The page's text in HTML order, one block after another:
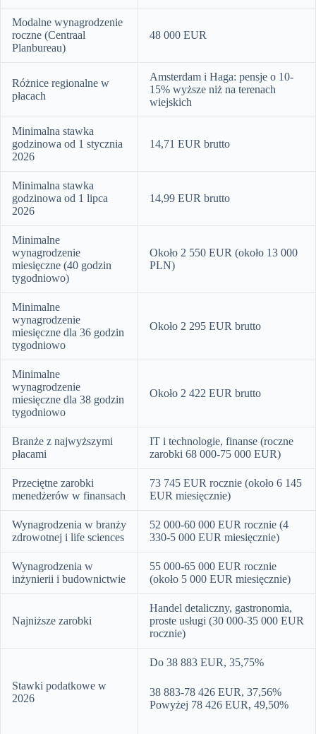
Modalne wynagrodzenie
roczne (Centraal
Planbureau)
48 000 EUR
Różnice regionalne w
płacach
Amsterdam i Haga: pensje o 10-
15% wyższe niż na terenach
wiejskich
Minimalna stawka
godzinowa od 1 stycznia
2026
14,71 EUR brutto
Minimalna stawka
godzinowa od 1 lipca
2026
14,99 EUR brutto
Minimalne
wynagrodzenie
miesięczne (40 godzin
tygodniowo)
Około 2 550 EUR (około 13 000
PLN)
Minimalne
wynagrodzenie
miesięczne dla 36 godzin
tygodniowo
Około 2 295 EUR brutto
Minimalne
wynagrodzenie
miesięczne dla 38 godzin
tygodniowo
Około 2 422 EUR brutto
Branże z najwyższymi
płacami
IT i technologie, finanse (roczne
zarobki 68 000-75 000 EUR)
Przeciętne zarobki
menedżerów w finansach
73 745 EUR rocznie (około 6 145
EUR miesięcznie)
Wynagrodzenia w branży
zdrowotnej i life sciences
52 000-60 000 EUR rocznie (4
330-5 000 EUR miesięcznie)
Wynagrodzenia w
inżynierii i budownictwie
55 000-65 000 EUR rocznie
(około 5 000 EUR miesięcznie)
Najniższe zarobki
Handel detaliczny, gastronomia,
proste usługi (30 000-35 000 EUR
rocznie)
Stawki podatkowe w
2026
Do 38 883 EUR, 35,75%
38 883-78 426 EUR, 37,56%
Powyżej 78 426 EUR, 49,50%